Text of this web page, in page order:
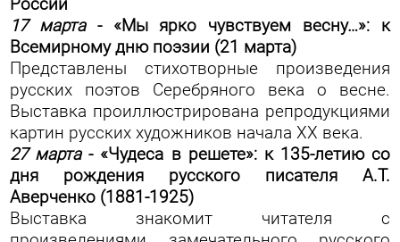
России
17 марта- «Мы ярко чувствуем весну…»: к
Всемирному дню поэзии (21 марта)
Представлены стихотворные произведения
русских поэтов Серебряного века о весне.
Выставка проиллюстрирована репродукциями
картин русских художников начала XX века.
27 марта- «Чудеса в решете»: к 135-летию со
дня рождения русского писателя А.Т.
Аверченко (1881-1925)
Выставка знакомит читателя с